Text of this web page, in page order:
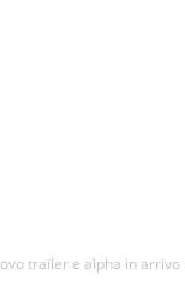
trailer e alpha in arrivo